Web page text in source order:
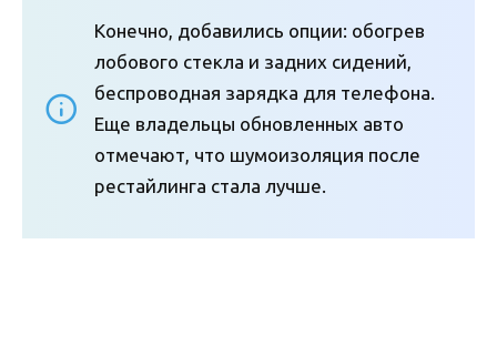
Конечно, добавились опции: обогрев
лобового стекла и задних сидений,
беспроводная зарядка для телефона.
Еще владельцы обновленных авто
отмечают, что шумоизоляция после
рестайлинга стала лучше.